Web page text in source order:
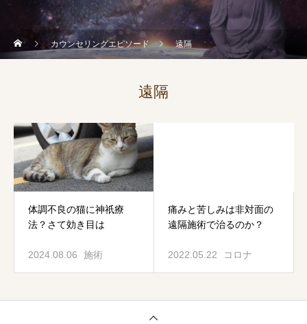
カウンセリングエピソード 遠隔
遠隔
体調不良の猫に神祇療
法？さて効き目は
2024.08.06 施術
痛みと苦しみは非対面の
遠隔施術で治るのか？
2022.05.22 コロナ